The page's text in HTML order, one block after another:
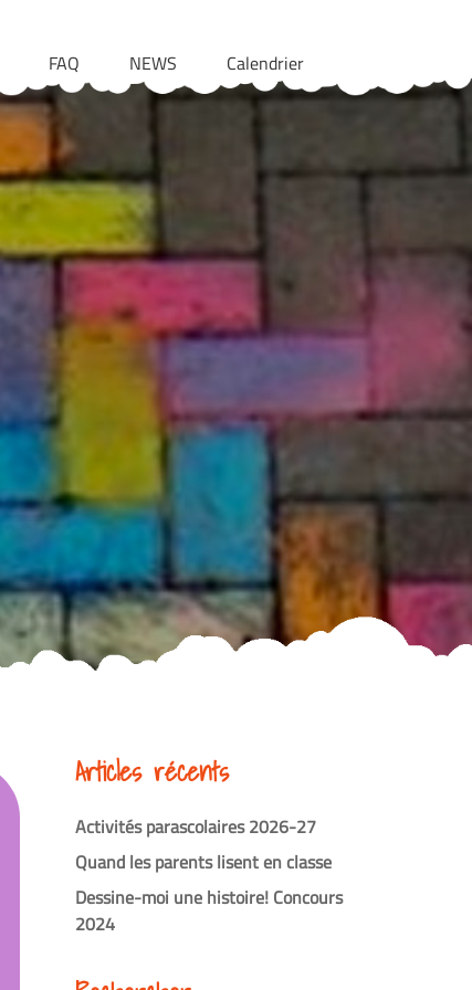
FAQ NEWS Calendrier
Articles récents
Activités parascolaires 2026-27
Quand les parents lisent en classe
Dessine-moi une histoire! Concours
2024